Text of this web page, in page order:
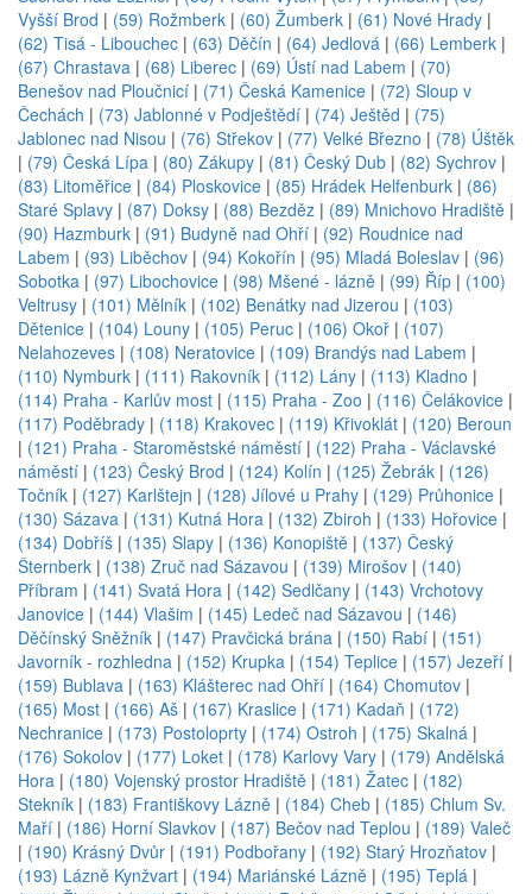
Vyšší Brod | (59) Rožmberk | (60) Žumberk | (61) Nové Hrady |
(62) Tisá - Libouchec | (63) Děčín | (64) Jedlová | (66) Lemberk |
(67) Chrastava | (68) Liberec | (69) Ústí nad Labem | (70)
Benešov nad Ploučnicí | (71) Česká Kamenice | (72) Sloup v
Čechách | (73) Jablonné v Podještědí | (74) Ještěd | (75)
Jablonec nad Nisou | (76) Střekov | (77) Velké Březno | (78) Úštěk
| (79) Česká Lípa | (80) Zákupy | (81) Český Dub | (82) Sychrov |
(83) Litoměřice | (84) Ploskovice | (85) Hrádek Helfenburk | (86)
Staré Splavy | (87) Doksy | (88) Bezděz | (89) Mnichovo Hradiště |
(90) Hazmburk | (91) Budyně nad Ohří | (92) Roudnice nad
Labem | (93) Liběchov | (94) Kokořín | (95) Mladá Boleslav | (96)
Sobotka | (97) Libochovice | (98) Mšené - lázně | (99) Říp | (100)
Veltrusy | (101) Mělník | (102) Benátky nad Jizerou | (103)
Dětenice | (104) Louny | (105) Peruc | (106) Okoř | (107)
Nelahozeves | (108) Neratovice | (109) Brandýs nad Labem |
(110) Nymburk | (111) Rakovník | (112) Lány | (113) Kladno |
(114) Praha - Karlův most | (115) Praha - Zoo | (116) Čelákovice |
(117) Poděbrady | (118) Krakovec | (119) Křivoklát | (120) Beroun
| (121) Praha - Staroměstské náměstí | (122) Praha - Václavské
náměstí | (123) Český Brod | (124) Kolín | (125) Žebrák | (126)
Točník | (127) Karlštejn | (128) Jílové u Prahy | (129) Průhonice |
(130) Sázava | (131) Kutná Hora | (132) Zbiroh | (133) Hořovice |
(134) Dobříš | (135) Slapy | (136) Konopiště | (137) Český
Šternberk | (138) Zruč nad Sázavou | (139) Mirošov | (140)
Příbram | (141) Svatá Hora | (142) Sedlčany | (143) Vrchotovy
Janovice | (144) Vlašim | (145) Ledeč nad Sázavou | (146)
Děčínský Sněžník | (147) Pravčická brána | (150) Rabí | (151)
Javorník - rozhledna | (152) Krupka | (154) Teplice | (157) Jezeří |
(159) Bublava | (163) Klášterec nad Ohří | (164) Chomutov |
(165) Most | (166) Aš | (167) Kraslice | (171) Kadaň | (172)
Nechranice | (173) Postoloprty | (174) Ostroh | (175) Skalná |
(176) Sokolov | (177) Loket | (178) Karlovy Vary | (179) Andělská
Hora | (180) Vojenský prostor Hradiště | (181) Žatec | (182)
Stekník | (183) Františkovy Lázně | (184) Cheb | (185) Chlum Sv.
Maří | (186) Horní Slavkov | (187) Bečov nad Teplou | (189) Valeč
| (190) Krásný Dvůr | (191) Podbořany | (192) Starý Hrozňatov |
(193) Lázně Kynžvart | (194) Mariánské Lázně | (195) Teplá |